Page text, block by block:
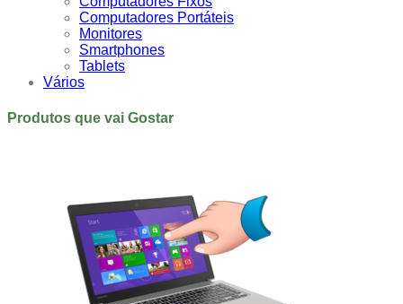
Computadores Portáteis
Monitores
Smartphones
Tablets
Vários
Produtos que vai Gostar